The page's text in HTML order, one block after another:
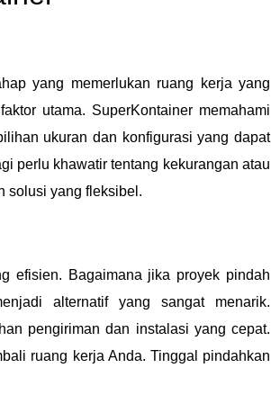
yang memerlukan ruang kerja yang
utama. SuperKontainer memahami
ukuran dan konfigurasi yang dapat
perlu khawatir tentang kekurangan atau
solusi yang fleksibel.
efisien. Bagaimana jika proyek pindah
alternatif yang sangat menarik.
pengiriman dan instalasi yang cepat.
ruang kerja Anda. Tinggal pindahkan